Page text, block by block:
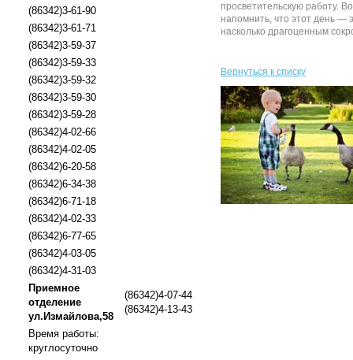
(86342)3-61-90
(86342)3-61-71
(86342)3-59-37
(86342)3-59-33
(86342)3-59-32
(86342)3-59-30
(86342)3-59-28
(86342)4-02-66
(86342)4-02-05
(86342)6-20-58
(86342)6-34-38
(86342)6-71-18
(86342)4-02-33
(86342)6-77-65
(86342)4-03-05
(86342)4-31-03
Приемное
отделение
ул.Измайлова,58
(86342)4-07-44
(86342)4-13-43
Время работы:
круглосуточно
просветительскую работу.
напомнить, что этот день —
насколько драгоценным
Вернуться к списку